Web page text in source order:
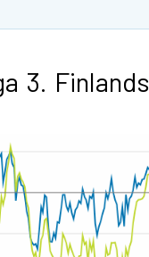
3. Finlands